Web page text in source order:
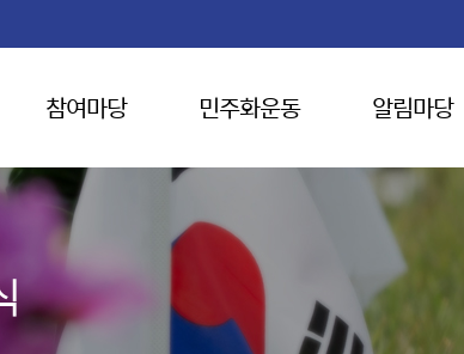
참여마당 민주화운동 알림마당